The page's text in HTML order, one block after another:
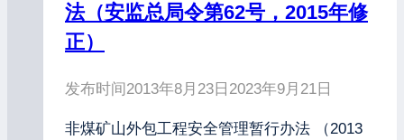
法（安监总局令第62号，2015年修
正）
发布时间2013年8月23日 2023年9月21日
非煤矿山外包工程安全管理暂行办法 （2013